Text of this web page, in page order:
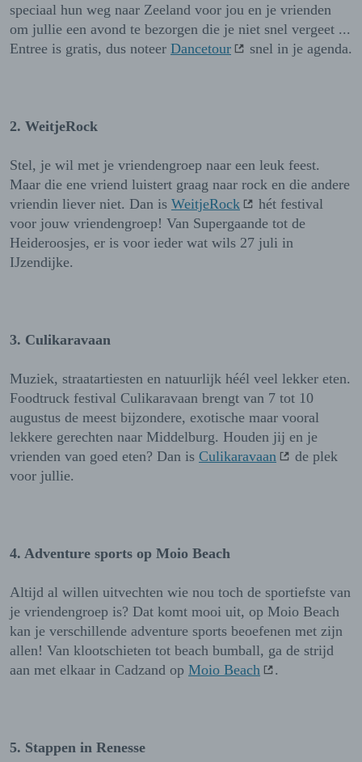
speciaal hun weg naar Zeeland voor jou en je vrienden
om jullie een avond te bezorgen die je niet snel vergeet ...
Entree is gratis, dus noteer Dancetour snel in je agenda.
2. WeitjeRock
Stel, je wil met je vriendengroep naar een leuk feest.
Maar die ene vriend luistert graag naar rock en die andere
vriendin liever niet. Dan is WeitjeRock
hét festival
voor jouw vriendengroep! Van Supergaande tot de
Heideroosjes, er is voor ieder wat wils 27 juli in
IJzendijke.
3. Culikaravaan
Muziek, straatartiesten en natuurlijk héél veel lekker eten.
Foodtruck festival Culikaravaan brengt van 7 tot 10
augustus de meest bijzondere, exotische maar vooral
lekkere gerechten naar Middelburg. Houden jij en je
vrienden van goed eten? Dan is Culikaravaan
de plek
voor jullie.
4. Adventure sports op Moio Beach
Altijd al willen uitvechten wie nou toch de sportiefste van
je vriendengroep is? Dat komt mooi uit, op Moio Beach
kan je verschillende adventure sports beoefenen met zijn
allen! Van klootschieten tot beach bumball, ga de strijd
aan met elkaar in Cadzand op Moio Beach .
5. Stappen in Renesse